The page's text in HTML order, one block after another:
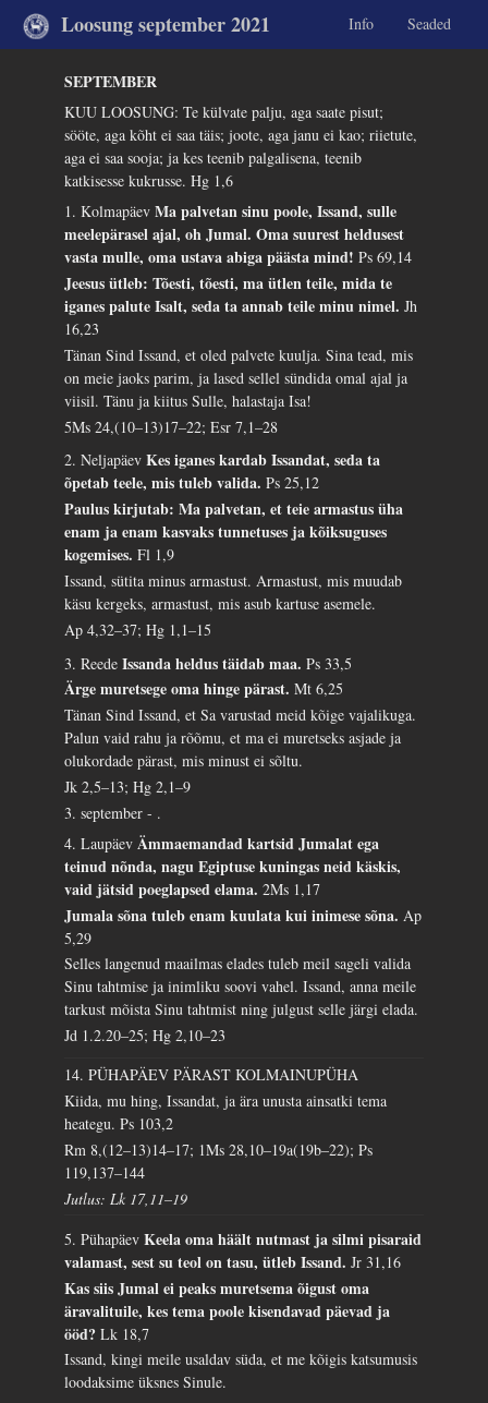
Loosung september 2021 Info Seaded
SEPTEMBER
KUU LOOSUNG: Te külvate palju, aga saate pisut;
sööte, aga kõht ei saa täis; joote, aga janu ei kao; riietute,
aga ei saa sooja; ja kes teenib palgalisena, teenib
katkisesse kukrusse.Hg 1,6
1. KolmapäevMa palvetan sinu poole, Issand, sulle
meelepärasel ajal, oh Jumal. Oma suurest heldusest
vasta mulle, oma ustava abiga päästa mind!Ps 69,14
Jeesus ütleb: Tõesti, tõesti, ma ütlen teile, mida te
iganes palute Isalt, seda ta annab teile minu nimel.Jh
16,23
Tänan Sind Issand, et oled palvete kuulja. Sina tead, mis
on meie jaoks parim, ja lased sellel sündida omal ajal ja
viisil. Tänu ja kiitus Sulle, halastaja Isa!
5Ms 24,(10–13)17–22; Esr 7,1–28
2. NeljapäevKes iganes kardab Issandat, seda ta
õpetab teele, mis tuleb valida.Ps 25,12
Paulus kirjutab: Ma palvetan, et teie armastus üha
enam ja enam kasvaks tunnetuses ja kõiksuguses
kogemises.Fl 1,9
Issand, sütita minus armastust. Armastust, mis muudab
käsu kergeks, armastust, mis asub kartuse asemele.
Ap 4,32–37; Hg 1,1–15
3. ReedeIssanda heldus täidab maa.Ps 33,5
Ärge muretsege oma hinge pärast.Mt 6,25
Tänan Sind Issand, et Sa varustad meid kõige vajalikuga.
Palun vaid rahu ja rõõmu, et ma ei muretseks asjade ja
olukordade pärast, mis minust ei sõltu.
Jk 2,5–13; Hg 2,1–9
3. september - .
4. Laupäev Ämmaemandad kartsid Jumalat ega
teinud nõnda, nagu Egiptuse kuningas neid käskis,
vaid jätsid poeglapsed elama.2Ms 1,17
Jumala sõna tuleb enam kuulata kui inimese sõna.Ap
5,29
Selles langenud maailmas elades tuleb meil sageli valida
Sinu tahtmise ja inimliku soovi vahel. Issand, anna meile
tarkust mõista Sinu tahtmist ning julgust selle järgi elada.
Jd 1.2.20–25; Hg 2,10–23
14. PÜHAPÄEV PÄRAST KOLMAINUPÜHA
Kiida, mu hing, Issandat, ja ära unusta ainsatki tema
heategu.Ps 103,2
Rm 8,(12–13)14–17; 1Ms 28,10–19a(19b–22); Ps
119,137–144
Jutlus: Lk 17,11–19
5. PühapäevKeela oma häält nutmast ja silmi pisaraid
valamast, sest su teol on tasu, ütleb Issand.Jr 31,16
Kas siis Jumal ei peaks muretsema õigust oma
äravalituile, kes tema poole kisendavad päevad ja
ööd?Lk 18,7
Issand, kingi meile usaldav süda, et me kõigis katsumusis
loodaksime üksnes Sinule.